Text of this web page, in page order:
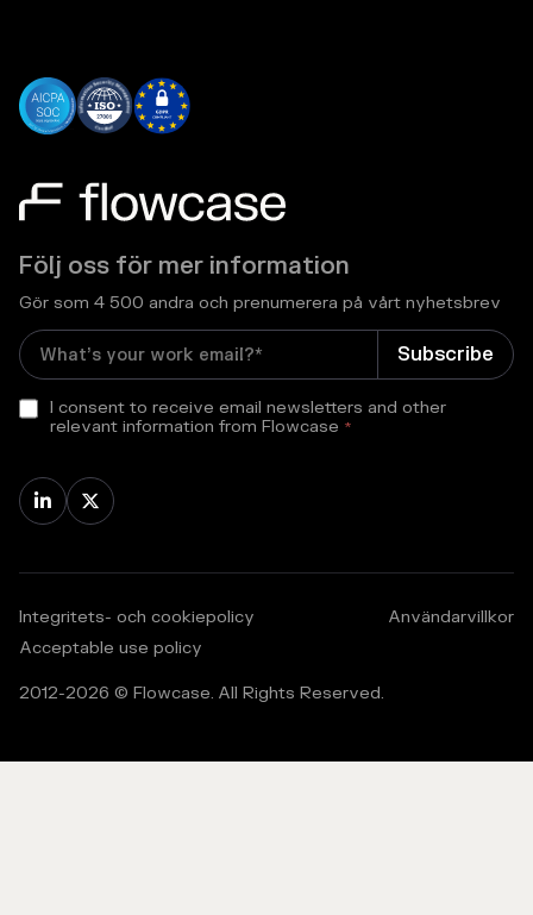
Följ oss för mer information
Gör som 4 500 andra och prenumerera på vårt nyhetsbrev
I consent to receive email newsletters and other
relevant information from Flowcase *
 
Integritets- och cookiepolicy
Användarvillkor
Acceptable use policy
2012-2026 © Flowcase. All Rights Reserved.